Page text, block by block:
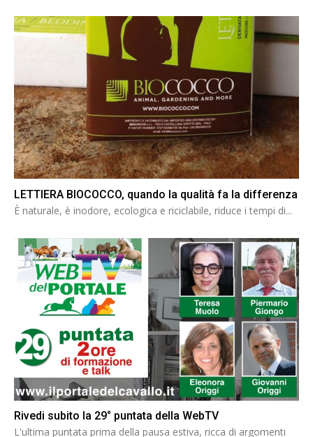
LETTIERA BIOCOCCO, quando la qualità fa la differenza
È naturale, è inodore, ecologica e riciclabile, riduce i tempi di...
Rivedi subito la 29° puntata della WebTV
L'ultima puntata prima della pausa estiva, ricca di argomenti